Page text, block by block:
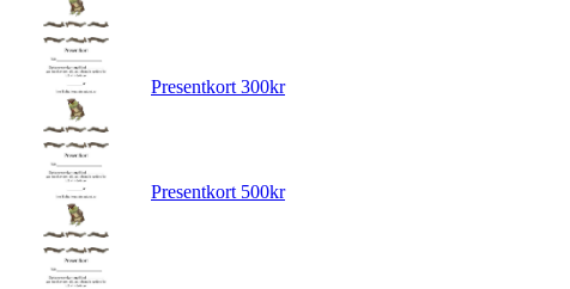
Presentkort 300kr
Presentkort 500kr